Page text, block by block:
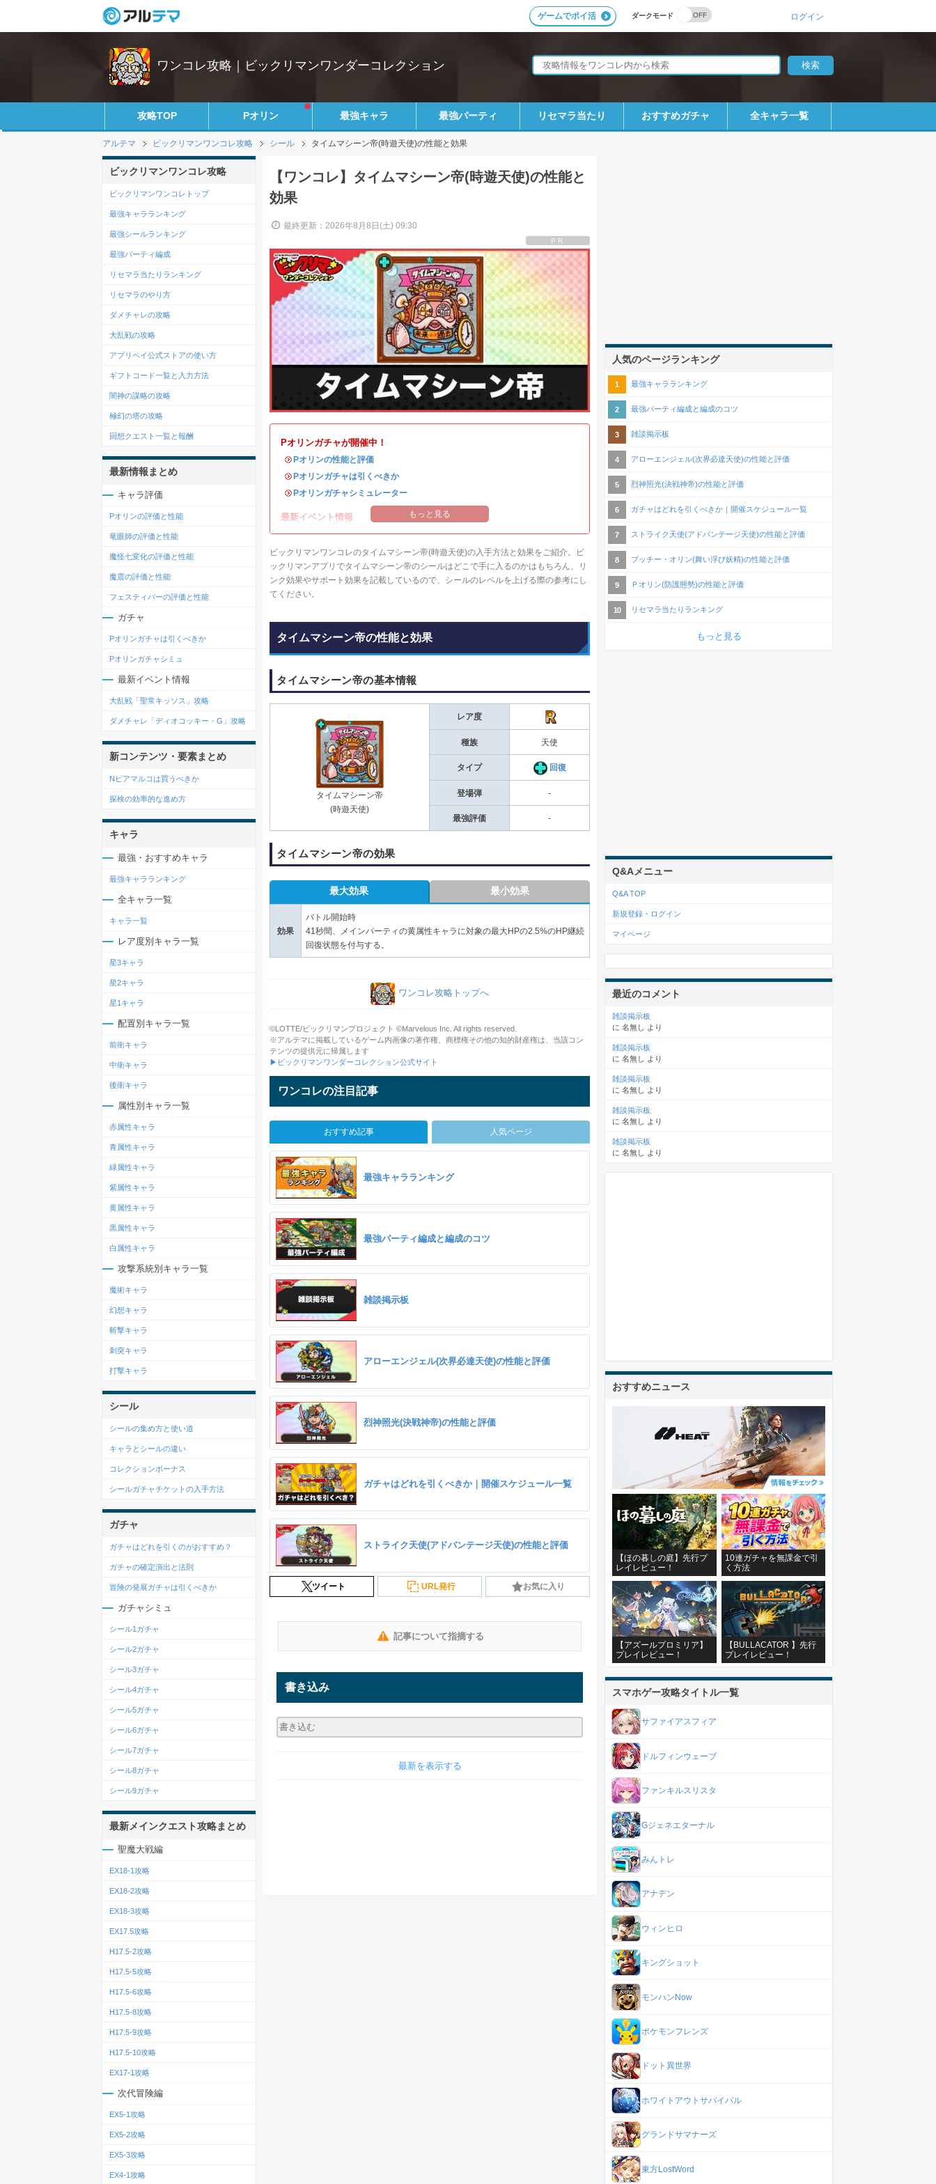
ダークモード
ゲームでポイ活 ログイン
ワンコレ攻略｜ビックリマンワンダーコレクション
攻略TOP Pオリン 最強キャラ 最強パーティ リセマラ当たり おすすめガチャ 全キャラ一覧
アルテマ ビックリマンワンコレ攻略 シール タイムマシーン帝(時遊天使)の性能と効果
【ワンコレ】タイムマシーン帝(時遊天使)の性能と
効果
最終更新：2026年8月8日(土) 09:30
PR
Pオリンガチャが開催中！
・Pオリンの性能と評価
・Pオリンガチャは引くべきか
・Pオリンガチャシミュレーター
最新イベント情報 もっと見る
ビックリマンワンコレのタイムマシーン帝(時遊天使)の入手方法と効果をご紹介。ビ
ックリマンアプリでタイムマシーン帝のシールはどこで手に入るのかはもちろん、リ
ンク効果やサポート効果を記載しているので、シールのレベルを上げる際の参考にし
てください。
タイムマシーン帝の性能と効果
タイムマシーン帝の基本情報
タイムマシーン帝
(時遊天使)
レア度
種族 天使
タイプ 回復
登場弾 -
最強評価 -
タイムマシーン帝の効果
最大効果 最小効果
効果
バトル開始時
41秒間、メインパーティの黄属性キャラに対象の最大HPの2.5%のHP継続
回復状態を付与する。
ワンコレ攻略トップへ
©LOTTE/ビックリマンプロジェクト ©Marvelous Inc. All rights reserved.
※アルテマに掲載しているゲーム内画像の著作権、商標権その他の知的財産権は、当該コン
テンツの提供元に帰属します
▶ビックリマンワンダーコレクション公式サイト
ワンコレの注目記事
おすすめ記事 人気ページ
最強キャラランキング
最強パーティ編成と編成のコツ
雑談掲示板
アローエンジェル(次界必達天使)の性能と評価
烈神照光(決戦神帝)の性能と評価
ガチャはどれを引くべきか｜開催スケジュール一覧
ストライク天使(アドバンテージ天使)の性能と評価
ツイート URL発行 お気に入り
記事について指摘する
書き込み
最新を表示する
ビックリマンワンコレ攻略
ビックリマンワンコレトップ
最強キャラランキング
最強シールランキング
最強パーティ編成
リセマラ当たりランキング
リセマラのやり方
ダメチャレの攻略
大乱戦の攻略
アプリペイ公式ストアの使い方
ギフトコード一覧と入力方法
闇神の謀略の攻略
極幻の塔の攻略
回想クエスト一覧と報酬
最新情報まとめ
キャラ評価
Pオリンの評価と性能
竜眼師の評価と性能
魔怪七変化の評価と性能
魔震の評価と性能
フェスティバーの評価と性能
ガチャ
Pオリンガチャは引くべきか
Pオリンガチャシミュ
最新イベント情報
大乱戦「聖常キッソス」攻略
ダメチャレ「ディオコッキー・G」攻略
新コンテンツ・要素まとめ
Nピアマルコは買うべきか
探検の効率的な進め方
キャラ
最強・おすすめキャラ
最強キャラランキング
全キャラ一覧
キャラ一覧
レア度別キャラ一覧
星3キャラ
星2キャラ
星1キャラ
配置別キャラ一覧
前衛キャラ
中衛キャラ
後衛キャラ
属性別キャラ一覧
赤属性キャラ
青属性キャラ
緑属性キャラ
紫属性キャラ
黄属性キャラ
黒属性キャラ
白属性キャラ
攻撃系統別キャラ一覧
魔術キャラ
幻想キャラ
斬撃キャラ
刺突キャラ
打撃キャラ
シール
シールの集め方と使い道
キャラとシールの違い
コレクションボーナス
シールガチャチケットの入手方法
ガチャ
ガチャはどれを引くのがおすすめ？
ガチャの確定演出と法則
冒険の発展ガチャは引くべきか
ガチャシミュ
シール1ガチャ
シール2ガチャ
シール3ガチャ
シール4ガチャ
シール5ガチャ
シール6ガチャ
シール7ガチャ
シール8ガチャ
シール9ガチャ
最新メインクエスト攻略まとめ
聖魔大戦編
EX18-1攻略
EX18-2攻略
EX18-3攻略
EX17.5攻略
H17.5-2攻略
H17.5-5攻略
H17.5-6攻略
H17.5-8攻略
H17.5-9攻略
H17.5-10攻略
EX17-1攻略
次代冒険編
EX5-1攻略
EX5-2攻略
EX5-3攻略
EX4-1攻略
人気のページランキング
最強キャラランキング
最強パーティ編成と編成のコツ
雑談掲示板
アローエンジェル(次界必達天使)の性能と評価
烈神照光(決戦神帝)の性能と評価
ガチャはどれを引くべきか｜開催スケジュール一覧
ストライク天使(アドバンテージ天使)の性能と評価
プッチー・オリン(舞い浮び妖精)の性能と評価
Ｐオリン(防護態勢)の性能と評価
リセマラ当たりランキング
もっと見る
Q&Aメニュー
Q&A TOP
新規登録・ログイン
マイページ
最近のコメント
雑談掲示板
に 名無し より
雑談掲示板
に 名無し より
雑談掲示板
に 名無し より
雑談掲示板
に 名無し より
雑談掲示板
に 名無し より
おすすめニュース
【ほの暮しの庭】先行プ
レイレビュー！
10連ガチャを無課金で引
く方法
【アズールプロミリア】
プレイレビュー！
【BULLACATOR 】先行
プレイレビュー！
スマホゲー攻略タイトル一覧
サファイアスフィア
ドルフィンウェーブ
ファンキルスリスタ
Gジェネエターナル
みんトレ
アナデン
ウィンヒロ
キングショット
モンハンNow
ポケモンフレンズ
ドット異世界
ホワイトアウトサバイバル
グランドサマナーズ
東方LostWord